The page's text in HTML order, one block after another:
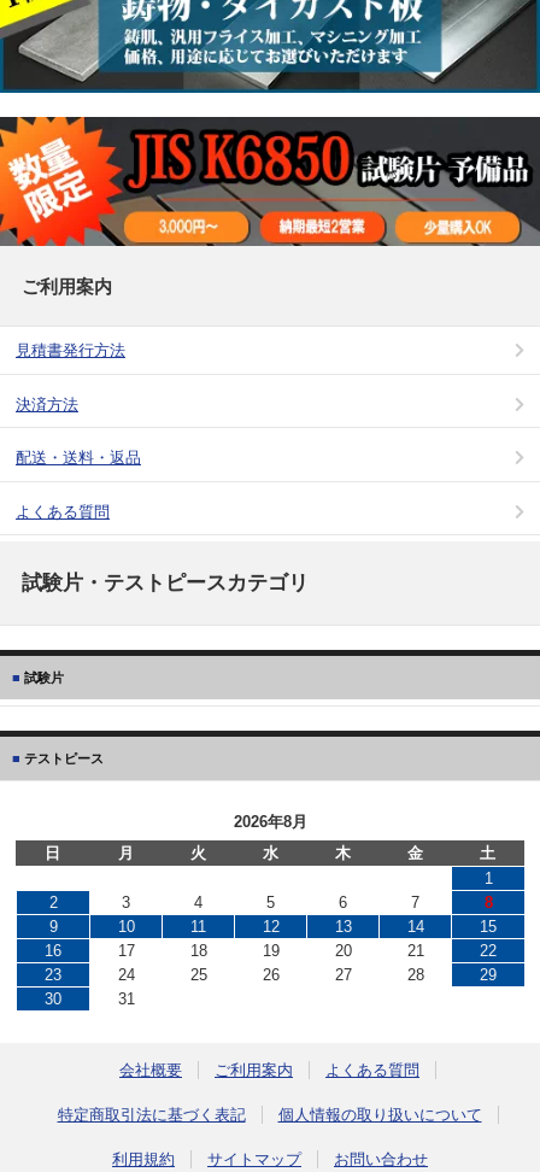
ご利用案内
見積書発行方法
決済方法
配送・送料・返品
よくある質問
試験片・テストピースカテゴリ
試験片
テストピース
2026年8月
日
月 火 水 木 金
土
1
2
3 4 5 6 7
8
9
10 11 12 13 14
15
16
17 18 19 20 21
22
23
24 25 26 27 28
29
30
31
会社概要 ご利用案内 よくある質問
特定商取引法に基づく表記 個人情報の取り扱いについて
利用規約 サイトマップ お問い合わせ